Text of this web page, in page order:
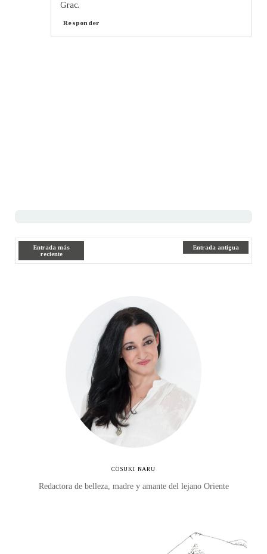
Grac.
Responder
Entrada más
reciente
Entrada antigua
COSUKI NARU
Redactora de belleza, madre y amante del lejano Oriente